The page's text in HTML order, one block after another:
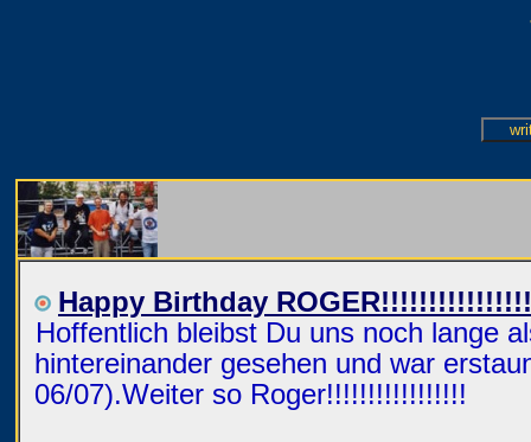
Happy Birthday
Hoffentlich bleibst Du uns noch lange
hintereinander gesehen und war
06/07).Weiter so Roger!!!!!!!!!!!!!!!!!